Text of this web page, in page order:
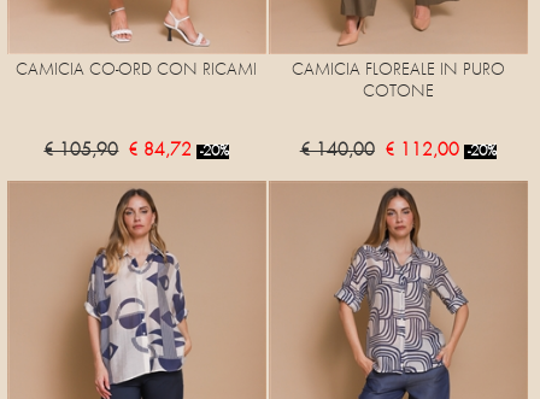
CAMICIA CO-ORD CON RICAMI
€ 105,90 € 84,72 -20%
CAMICIA FLOREALE IN PURO
COTONE
€ 140,00 € 112,00 -20%